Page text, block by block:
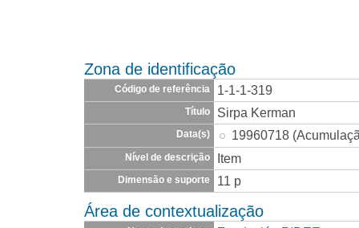
Zona de identificação
Código de referência 1-1-1-319
Título Sirpa Kerman
Data(s) 19960718
Nível de descrição Item
Dimensão e suporte 11 p
Área de contextualização